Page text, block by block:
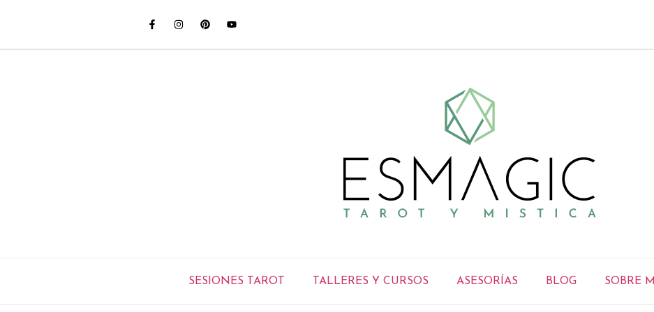
SESIONES TAROT TALLERES Y CURSOS ASESORÍAS BLOG SOBRE MI